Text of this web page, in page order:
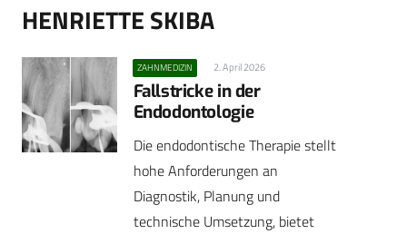
HENRIETTE SKIBA
ZAHNMEDIZIN 2. April 2026
Fallstricke in der
Endodontologie
Die endodontische Therapie stellt
hohe Anforderungen an
Diagnostik, Planung und
technische Umsetzung, bietet